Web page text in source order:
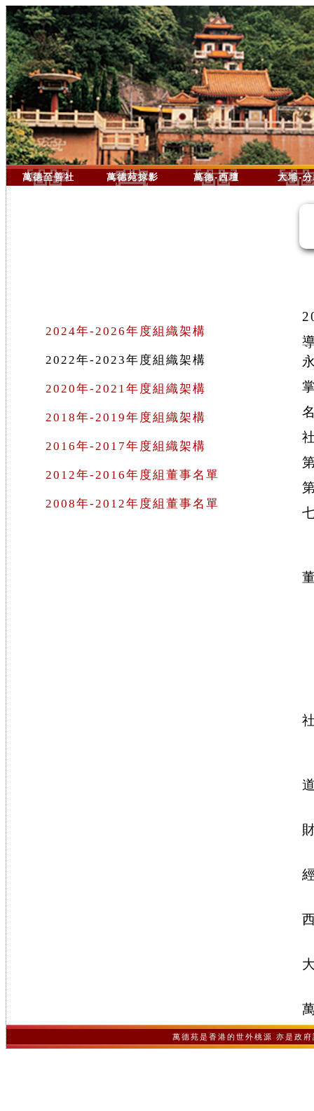
萬德至善社 萬德苑掠影 萬德-西壇 大埔-
2024年-2026年度組織架構
2022年-2023年度組織架構
2020年-2021年度組織架構
2018年-2019年度組織架構
2016年-2017年度組織架構
2012年-2016年度組董事名單
2008年-2012年度組董事名單
萬德苑是香港的世外桃源 亦是